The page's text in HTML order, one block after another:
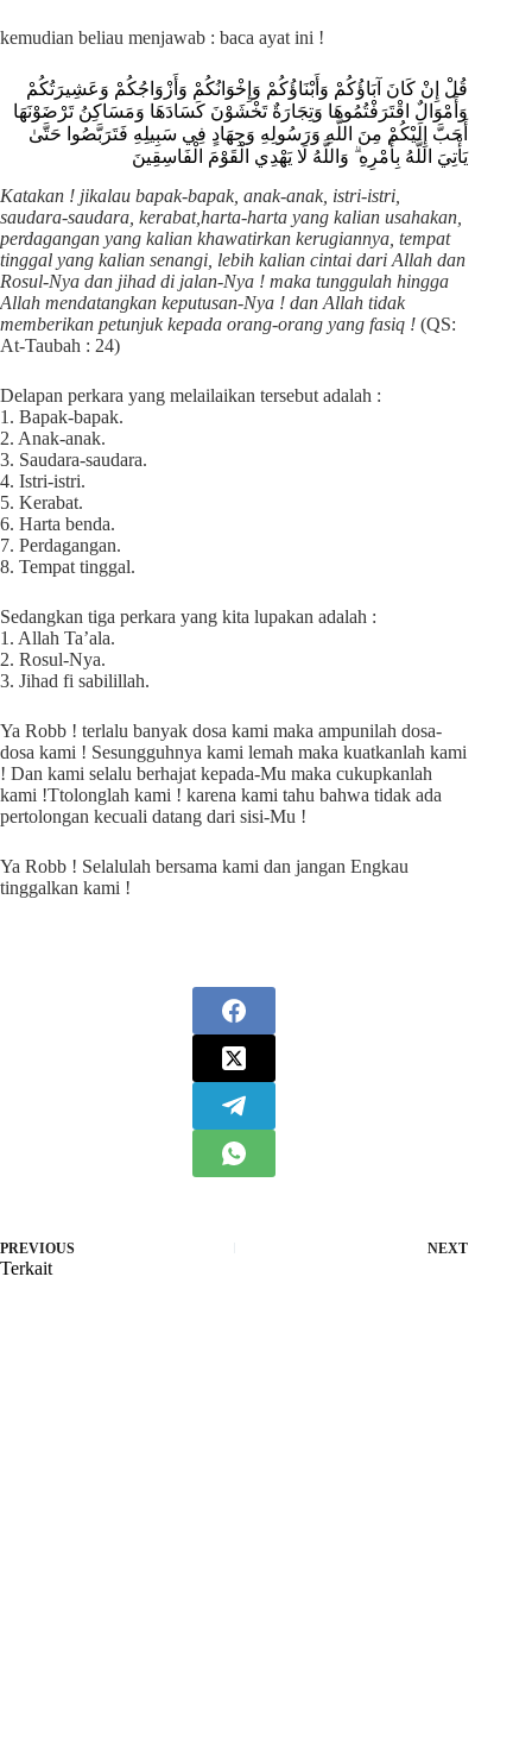
kemudian beliau menjawab : baca ayat ini !
قُلْ إِنْ كَانَ آبَاؤُكُمْ وَأَبْنَاؤُكُمْ وَإِخْوَانُكُمْ وَأَزْوَاجُكُمْ وَعَشِيرَتُكُمْ
وَأَمْوَالٌ اقْتَرَفْتُمُوهَا وَتِجَارَةٌ تَخْشَوْنَ كَسَادَهَا وَمَسَاكِنُ تَرْضَوْنَهَا
أَحَبَّ إِلَيْكُمْ مِنَ اللَّهِ وَرَسُولِهِ وَجِهَادٍ فِي سَبِيلِهِ فَتَرَبَّصُوا حَتَّىٰ
يَأْتِيَ اللَّهُ بِأَمْرِهِ ۗ وَاللَّهُ لَا يَهْدِي الْقَوْمَ الْفَاسِقِينَ
Katakan ! jikalau bapak-bapak, anak-anak, istri-istri,
saudara-saudara, kerabat,harta-harta yang kalian usahakan,
perdagangan yang kalian khawatirkan kerugiannya, tempat
tinggal yang kalian senangi, lebih kalian cintai dari Allah dan
Rosul-Nya dan jihad di jalan-Nya ! maka tunggulah hingga
Allah mendatangkan keputusan-Nya ! dan Allah tidak
memberikan petunjuk kepada orang-orang yang fasiq ! (QS:
At-Taubah : 24)
Delapan perkara yang melailaikan tersebut adalah :
1. Bapak-bapak.
2. Anak-anak.
3. Saudara-saudara.
4. Istri-istri.
5. Kerabat.
6. Harta benda.
7. Perdagangan.
8. Tempat tinggal.
Sedangkan tiga perkara yang kita lupakan adalah :
1. Allah Ta’ala.
2. Rosul-Nya.
3. Jihad fi sabilillah.
Ya Robb ! terlalu banyak dosa kami maka ampunilah dosa-
dosa kami ! Sesungguhnya kami lemah maka kuatkanlah kami
! Dan kami selalu berhajat kepada-Mu maka cukupkanlah
kami !Ttolonglah kami ! karena kami tahu bahwa tidak ada
pertolongan kecuali datang dari sisi-Mu !
Ya Robb ! Selalulah bersama kami dan jangan Engkau
tinggalkan kami !
PREVIOUS NEXT
Terkait